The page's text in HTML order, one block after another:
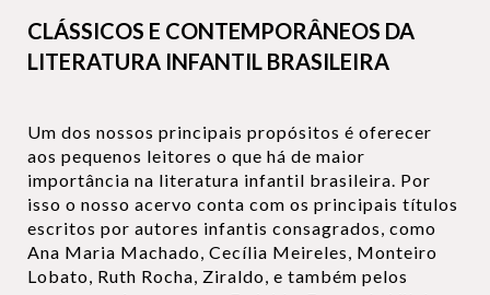
CLÁSSICOS E CONTEMPORÂNEOS DA
LITERATURA INFANTIL BRASILEIRA
Um dos nossos principais propósitos é oferecer
aos pequenos leitores o que há de maior
importância na literatura infantil brasileira. Por
isso o nosso acervo conta com os principais títulos
escritos por autores infantis consagrados, como
Ana Maria Machado, Cecília Meireles, Monteiro
Lobato, Ruth Rocha, Ziraldo, e também pelos